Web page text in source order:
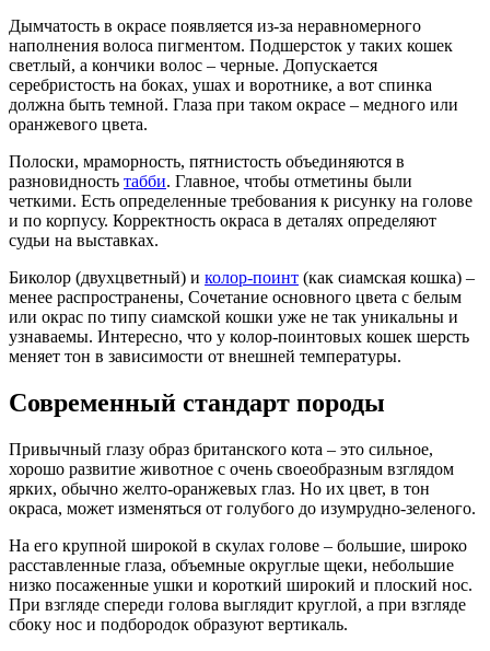
Дымчатость в окрасе появляется из-за неравномерного
наполнения волоса пигментом. Подшерсток у таких кошек
светлый, а кончики волос – черные. Допускается
серебристость на боках, ушах и воротнике, а вот спинка
должна быть темной. Глаза при таком окрасе – медного или
оранжевого цвета.
Полоски, мраморность, пятнистость объединяются в
разновидность табби. Главное, чтобы отметины были
четкими. Есть определенные требования к рисунку на голове
и по корпусу. Корректность окраса в деталях определяют
судьи на выставках.
Биколор (двухцветный) и колор-поинт (как сиамская кошка) –
менее распространены, Сочетание основного цвета с белым
или окрас по типу сиамской кошки уже не так уникальны и
узнаваемы. Интересно, что у колор-поинтовых кошек шерсть
меняет тон в зависимости от внешней температуры.
Современный стандарт породы
Привычный глазу образ британского кота – это сильное,
хорошо развитие животное с очень своеобразным взглядом
ярких, обычно желто-оранжевых глаз. Но их цвет, в тон
окраса, может изменяться от голубого до изумрудно-зеленого.
На его крупной широкой в скулах голове – большие, широко
расставленные глаза, объемные округлые щеки, небольшие
низко посаженные ушки и короткий широкий и плоский нос.
При взгляде спереди голова выглядит круглой, а при взгляде
сбоку нос и подбородок образуют вертикаль.